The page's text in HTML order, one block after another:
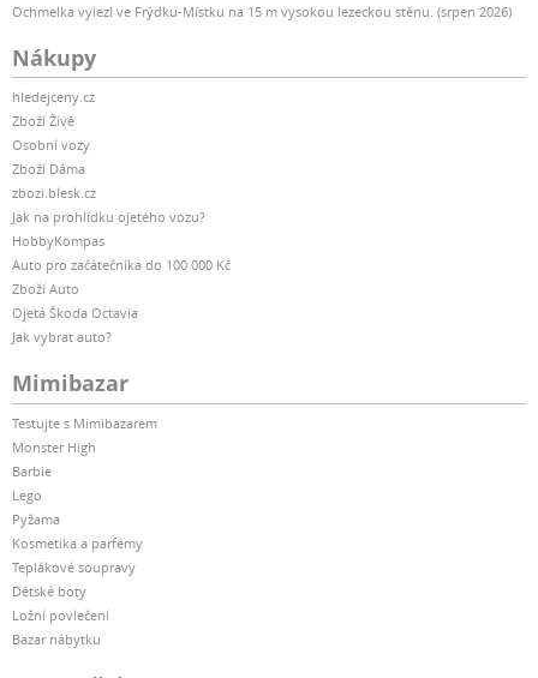
Ochmelka vylezl ve Frýdku-Místku na 15 m vysokou lezeckou stěnu. (srpen 2026)
Nákupy
hledejceny.cz
Zboží Živě
Osobní vozy
Zboží Dáma
zbozi.blesk.cz
Jak na prohlídku ojetého vozu?
HobbyKompas
Auto pro začátečníka do 100 000 Kč
Zboží Auto
Ojetá Škoda Octavia
Jak vybrat auto?
Mimibazar
Testujte s Mimibazarem
Monster High
Barbie
Lego
Pyžama
Kosmetika a parfémy
Teplákové soupravy
Dětské boty
Ložní povlečení
Bazar nábytku